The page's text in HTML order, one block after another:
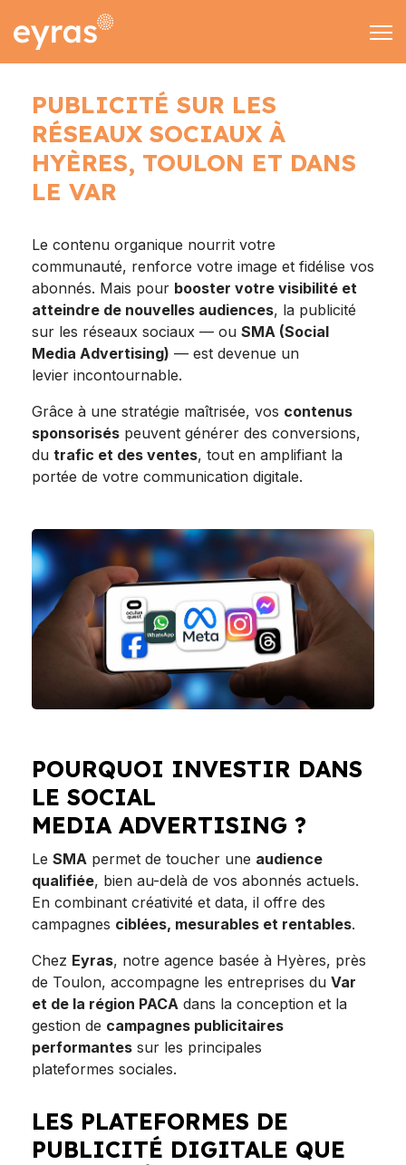
Rechercher
09 70 70 90 02
PUBLICITÉ SUR LES
RÉSEAUX SOCIAUX À
HYÈRES, TOULON ET DANS
LE VAR
Le contenu organique nourrit votre
communauté, renforce votre image et fidélise vos
abonnés. Mais pour booster votre visibilité et
atteindre de nouvelles audiences, la publicité
sur les réseaux sociaux — ou SMA (Social
Media Advertising) — est devenue un
levier incontournable.
Grâce à une stratégie maîtrisée, vos contenus
sponsorisés peuvent générer des conversions,
du trafic et des ventes, tout en amplifiant la
portée de votre communication digitale.
POURQUOI INVESTIR DANS
LE SOCIAL
MEDIA ADVERTISING ?
Le SMA permet de toucher une audience
qualifiée, bien au-delà de vos abonnés actuels.
En combinant créativité et data, il offre des
campagnes ciblées, mesurables et rentables.
Chez Eyras, notre agence basée à Hyères, près
de Toulon, accompagne les entreprises du Var
et de la région PACA dans la conception et la
gestion de campagnes publicitaires
performantes sur les principales
plateformes sociales.
LES PLATEFORMES DE
PUBLICITÉ DIGITALE QUE